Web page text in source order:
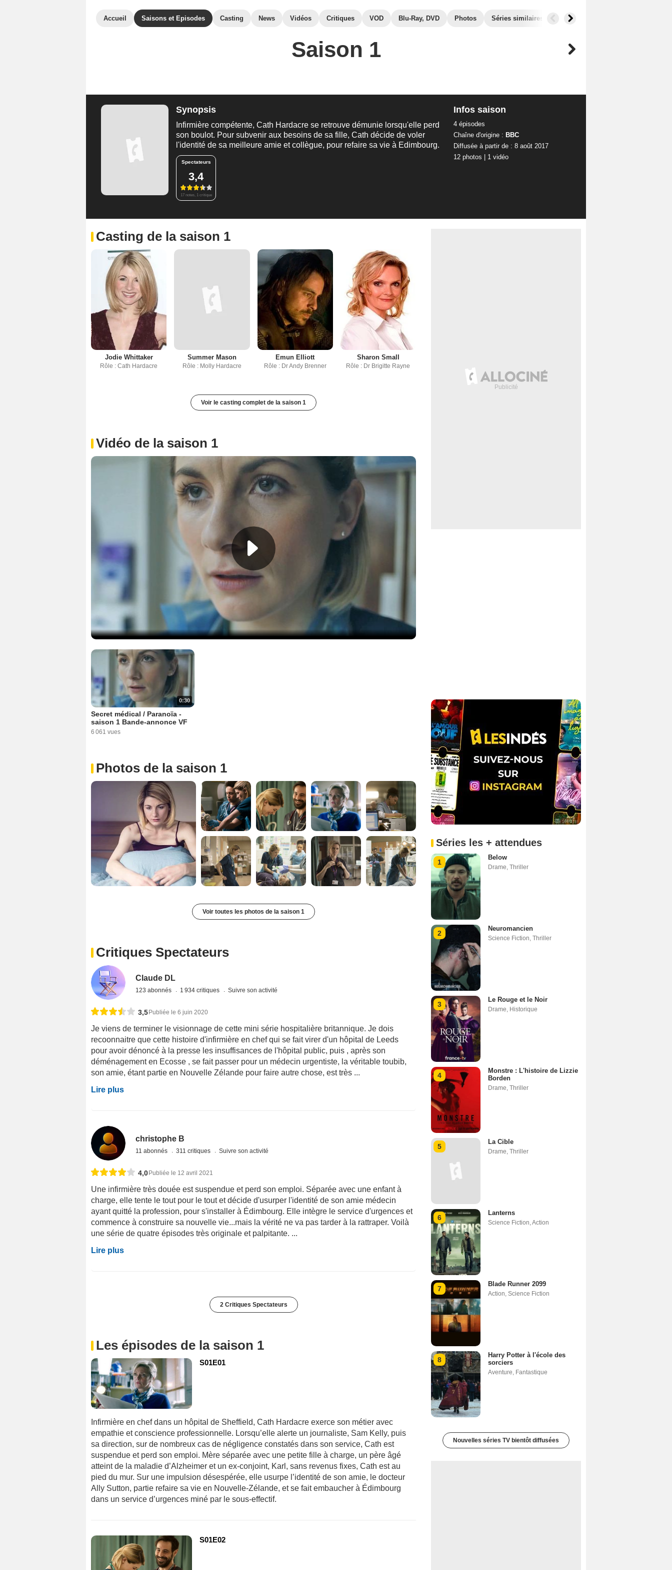
Accueil Saisons et Episodes Casting News Vidéos Critiques VOD Blu-Ray, DVD Photos Séries similaires
Saison 1
Synopsis
Infirmière compétente, Cath Hardacre se retrouve démunie lorsqu'elle perd
son boulot. Pour subvenir aux besoins de sa fille, Cath décide de voler
l'identité de sa meilleure amie et collègue, pour refaire sa vie à Edimbourg.
Spectateurs
3,4
17 notes, 1 critique
Infos saison
4 épisodes
Chaîne d'origine : BBC
Diffusée à partir de : 8 août 2017
12 photos
1 vidéo
Casting de la saison 1
Jodie Whittaker
Rôle : Cath Hardacre
Summer Mason
Rôle : Molly Hardacre
Emun Elliott
Rôle : Dr Andy Brenner
Sharon Small
Rôle : Dr Brigitte Rayne
Voir le casting complet de la saison 1
Vidéo de la saison 1
0:30
Secret médical / Paranoïa -
saison 1 Bande-annonce VF
6 061 vues
Photos de la saison 1
Voir toutes les photos de la saison 1
Critiques Spectateurs
Claude DL
123 abonnés 1 934 critiques Suivre son activité
3,5 Publiée le 6 juin 2020
Je viens de terminer le visionnage de cette mini série hospitalière britannique. Je dois
recoonnaitre que cette histoire d'infirmière en chef qui se fait virer d'un hôpital de Leeds
pour avoir dénoncé à la presse les insuffisances de l'hôpital public, puis , après son
déménagement en Ecosse , se fait passer pour un médecin urgentiste, la véritable toubib,
son amie, étant partie en Nouvelle Zélande pour faire autre chose, est très ...
Lire plus
christophe B
11 abonnés 311 critiques Suivre son activité
4,0 Publiée le 12 avril 2021
Une infirmière très douée est suspendue et perd son emploi. Séparée avec une enfant à
charge, elle tente le tout pour le tout et décide d'usurper l'identité de son amie médecin
ayant quitté la profession, pour s'installer à Édimbourg. Elle intègre le service d'urgences et
commence à construire sa nouvelle vie...mais la vérité ne va pas tarder à la rattraper. Voilà
une série de quatre épisodes très originale et palpitante. ...
Lire plus
2 Critiques Spectateurs
Les épisodes de la saison 1
S01E01
Infirmière en chef dans un hôpital de Sheffield, Cath Hardacre exerce son métier avec
empathie et conscience professionnelle. Lorsqu’elle alerte un journaliste, Sam Kelly, puis
sa direction, sur de nombreux cas de négligence constatés dans son service, Cath est
suspendue et perd son emploi. Mère séparée avec une petite fille à charge, un père âgé
atteint de la maladie d’Alzheimer et un ex-conjoint, Karl, sans revenus fixes, Cath est au
pied du mur. Sur une impulsion désespérée, elle usurpe l’identité de son amie, le docteur
Ally Sutton, partie refaire sa vie en Nouvelle-Zélande, et se fait embaucher à Édimbourg
dans un service d’urgences miné par le sous-effectif.
S01E02
Séries les + attendues
1
Below
Drame Thriller
2
Neuromancien
Science Fiction Thriller
3
Le Rouge et le Noir
Drame Historique
4
Monstre : L'histoire de Lizzie
Borden
Drame Thriller
5
La Cible
Drame Thriller
6
Lanterns
Science Fiction Action
7
Blade Runner 2099
Action Science Fiction
8
Harry Potter à l'école des
sorciers
Aventure Fantastique
Nouvelles séries TV bientôt diffusées